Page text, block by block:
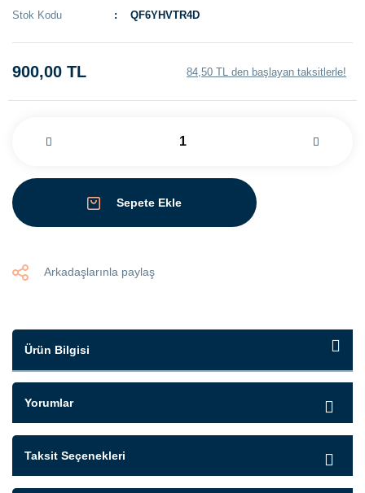
Stok Kodu
QF6YHVTR4D
900,00 TL 84,50 TL den başlayan taksitlerle!
Sepete Ekle
Arkadaşlarınla paylaş
Ürün Bilgisi
Yorumlar
Taksit Seçenekleri